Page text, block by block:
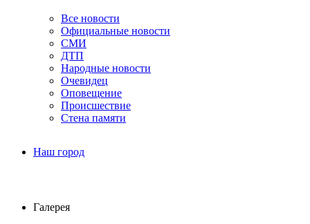
Все новости
Официальные новости
СМИ
ДТП
Народные новости
Очевидец
Оповещение
Происшествие
Стена памяти
Наш город
Галерея